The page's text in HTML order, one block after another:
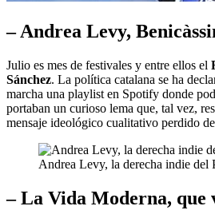
– Andrea Levy,
Julio es mes de festivales y entre ellos el
Sánchez. La política catalana se ha
marcha una playlist en Spotify donde
portaban un curioso lema que, tal vez,
mensaje ideológico cualitativo perdido
Andrea Levy, la derecha indie del
– La Vida Moderna, que